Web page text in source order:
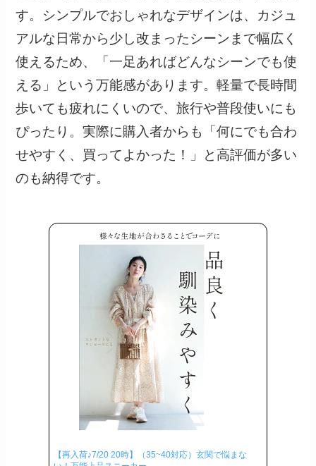
す。シンプルでおしゃれなデザインは、カジュ
アルな日常から少し改まったシーンまで幅広く
使えるため、「一足あればどんなシーンでも使
える」という万能感があります。軽量で長時間
歩いても疲れにくいので、旅行や普段使いにも
ぴったり。実際に購入者からも「何にでも合わ
せやすく、買ってよかった！」と高評価が多い
のも納得です。
【再入荷♪7/20 20時】（35~40対応）玄関で悩まな